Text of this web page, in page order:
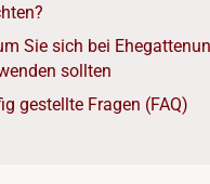
Sie sich bei
sollten
gestellte Fragen (FAQ)